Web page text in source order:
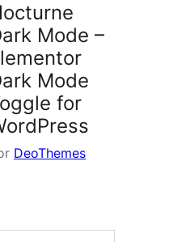
Mode –
Mode
for
DeoThemes